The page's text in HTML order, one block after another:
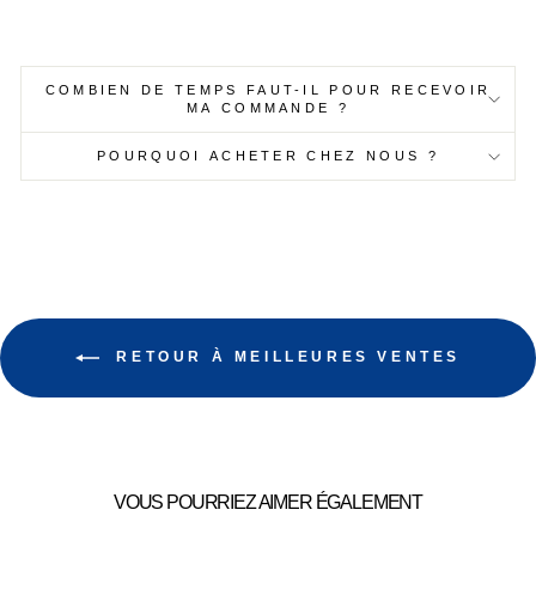
COMBIEN DE TEMPS FAUT-IL POUR RECEVOIR
MA COMMANDE ?
POURQUOI ACHETER CHEZ NOUS ?
RETOUR À MEILLEURES VENTES
VOUS POURRIEZ AIMER ÉGALEMENT